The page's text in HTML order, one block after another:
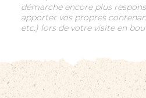
démarche encore plus
apporter vos propres
etc.) lors de votre visite en